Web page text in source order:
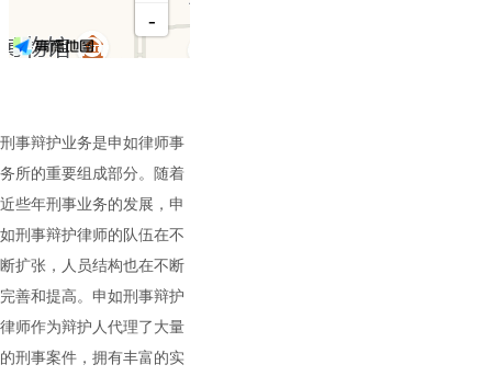
刑事辩护业务是申如律师事
务所的重要组成部分。随着
近些年刑事业务的发展，申
如刑事辩护律师的队伍在不
断扩张，人员结构也在不断
完善和提高。申如刑事辩护
律师作为辩护人代理了大量
的刑事案件，拥有丰富的实